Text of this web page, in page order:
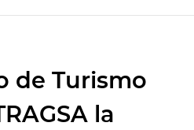
de Turismo
la